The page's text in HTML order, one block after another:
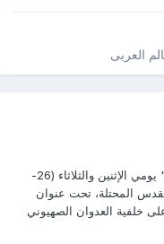
العربى
يعقد ما يسمى بـ "الكونجرس اليهودي العالمي" يومي الإثنين والثلاثاء (26-
المحتلة، تحت عنوان
خلفية العدوان الصهيوني